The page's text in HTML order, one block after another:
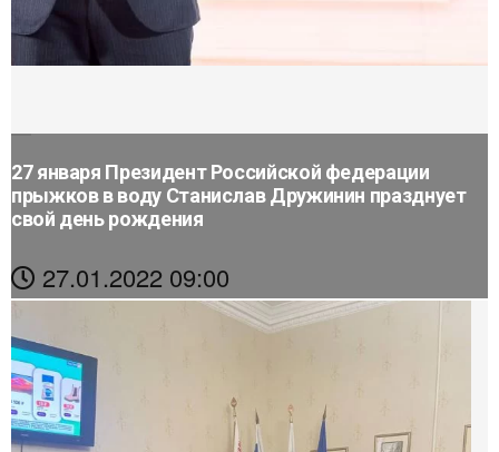
27 января Президент Российской федерации
прыжков в воду Станислав Дружинин празднует
свой день рождения
27.01.2022 09:00